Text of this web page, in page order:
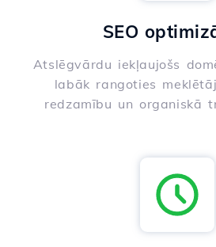
SEO
Atslēgvārdu iekļaujošs
labāk rangoties
redzamību un organiskā